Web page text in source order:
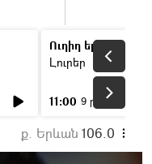
Ուղիղ եթեր
Լուրեր
11:00 9 ր
ք. Երևան 106.0